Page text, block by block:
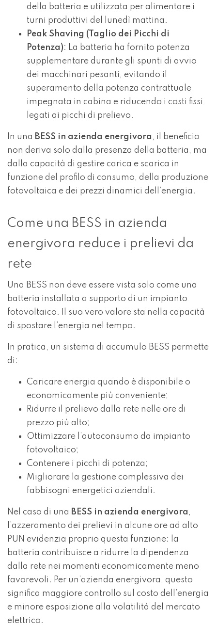
della batteria e utilizzata per alimentare i
turni produttivi del lunedì mattina.
Peak Shaving (Taglio dei Picchi di
Potenza): La batteria ha fornito potenza
supplementare durante gli spunti di avvio
dei macchinari pesanti, evitando il
superamento della potenza contrattuale
impegnata in cabina e riducendo i costi fissi
legati ai picchi di prelievo.
In una BESS in azienda energivora , il beneficio
non deriva solo dalla presenza della batteria, ma
dalla capacità di gestire carica e scarica in
funzione del profilo di consumo, della produzione
fotovoltaica e dei prezzi dinamici dell’energia.
Come una BESS in azienda
energivora reduce i prelievi da
rete
Una BESS non deve essere vista solo come una
batteria installata a supporto di un impianto
fotovoltaico. Il suo vero valore sta nella capacità
di spostare l’energia nel tempo.
In pratica, un sistema di accumulo BESS permette
di:
Caricare energia quando è disponibile o
economicamente più conveniente;
Ridurre il prelievo dalla rete nelle ore di
prezzo più alto;
Ottimizzare l’autoconsumo da impianto
fotovoltaico;
Contenere i picchi di potenza;
Migliorare la gestione complessiva dei
fabbisogni energetici aziendali.
Nel caso di una BESS in azienda energivora ,
l’azzeramento dei prelievi in alcune ore ad alto
PUN evidenzia proprio questa funzione: la
batteria contribuisce a ridurre la dipendenza
dalla rete nei momenti economicamente meno
favorevoli. Per un’azienda energivora, questo
significa maggiore controllo sul costo dell’energia
e minore esposizione alla volatilità del mercato
elettrico.